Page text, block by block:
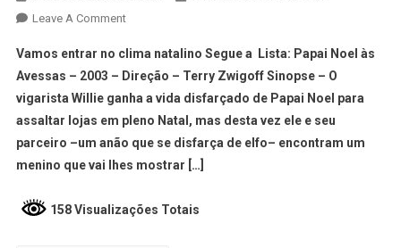
Leave A Comment
Vamos entrar no clima natalino Segue a Lista: Papai Noel às
Avessas – 2003 – Direção – Terry Zwigoff Sinopse – O
vigarista Willie ganha a vida disfarçado de Papai Noel para
assaltar lojas em pleno Natal, mas desta vez ele e seu
parceiro –um anão que se disfarça de elfo– encontram um
menino que vai lhes mostrar […]
158 Visualizações Totais